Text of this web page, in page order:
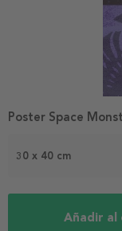
30 x 40 cm
Añadir
Poster Space